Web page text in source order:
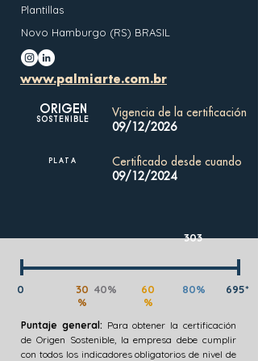
Plantillas
Novo Hamburgo (RS) BRASIL
www.palmiarte.com.br
ORIGEN
SOSTENIBLE
PLATA
Vigencia de la certificación
09/12/2026
Certificado desde cuando
09/12/2024
303
0
30
%
40%
60
%
80% 695*
Puntaje general: Para obtener la certificación
de Origen Sostenible, la empresa debe cumplir
con todos los indicadores obligatorios de nivel de